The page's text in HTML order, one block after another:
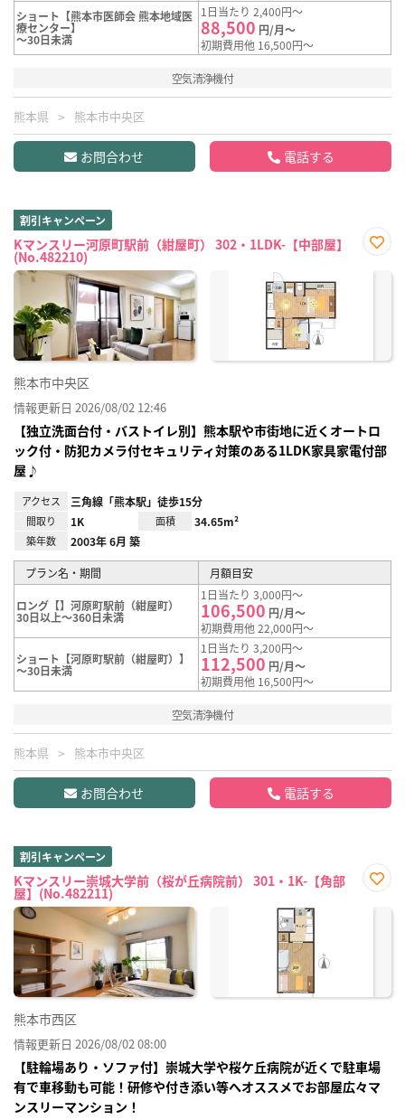
ショート【熊本市医師会 熊本地域医
療センター】
～30日未満
1日当たり 2,400円～
88,500 円/月～
初期費用他 16,500円～
空気清浄機付
熊本県 熊本市中央区
お問合わせ 電話する
割引キャンペーン
Kマンスリー河原町駅前（紺屋町） 302・1LDK-【中部屋】
(No.482210)
に入
熊本市中央区
情報更新日 2026/08/02 12:46
【独立洗面台付・バストイレ別】熊本駅や市街地に近くオートロ
ック付・防犯カメラ付セキュリティ対策のある1LDK家具家電付部
屋♪
アクセス 三角線「熊本駅」徒歩15分
間取り 1K 面積 34.65m²
築年数 2003年 6月 築
プラン名・期間 月額目安
ロング【】河原町駅前（紺屋町）
30日以上～360日未満
1日当たり 3,000円～
106,500 円/月～
初期費用他 22,000円～
ショート【河原町駅前（紺屋町）】
～30日未満
1日当たり 3,200円～
112,500 円/月～
初期費用他 16,500円～
空気清浄機付
熊本県 熊本市中央区
お問合わせ 電話する
割引キャンペーン
Kマンスリー崇城大学前（桜が丘病院前） 301・1K-【角部
屋】(No.482211)
に入
熊本市西区
情報更新日 2026/08/02 08:00
【駐輪場あり・ソファ付】崇城大学や桜ケ丘病院が近くで駐車場
有で車移動も可能！研修や付き添い等へオススメでお部屋広々マ
ンスリーマンション！